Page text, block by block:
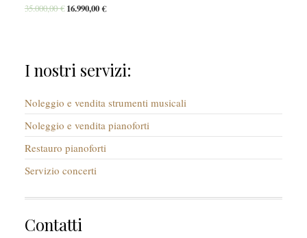
35.000,00€ 16.990,00€
I nostri servizi:
Noleggio e vendita strumenti musicali
Noleggio e vendita pianoforti
Restauro pianoforti
Servizio concerti
Contatti